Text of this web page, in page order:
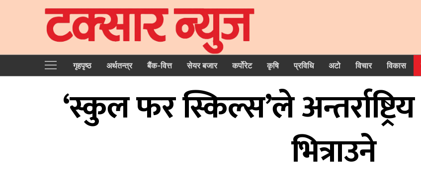
गृहपृष्‍ठ अर्थतन्त्र बैंक-वित्त सेयर बजार कर्पोरेट कृषि प्रविधि अटो विचार विकास
‘स्कुल फर स्किल्स’ले
भित्राउने